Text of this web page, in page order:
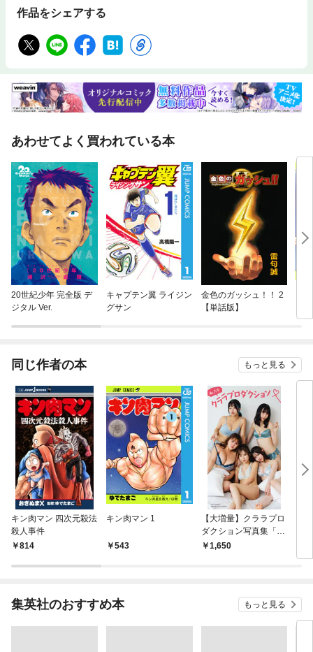
作品をシェアする
あわせてよく買われている本
20世紀少年 完全版 デ
ジタル Ver.
キャプテン翼 ライジン
グサン
金色のガッシュ！！ 2
【単話版】
同じ作者の本 もっと見る
キン肉マン 四次元殺法
殺人事件
814
キン肉マン 1
543
【大増量】クララプロ
ダクション写真集「私
たちクララプロダクシ
1,650
た
集英社のおすすめ本 もっと見る